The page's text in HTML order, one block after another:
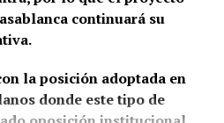
formación específica con
y afrontar este tipo de
que debía extenderse,
profesionales del centro
continuará su
la posición adoptada en
donde este tipo de